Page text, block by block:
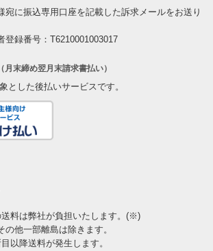
宛に振込専用口座を記載した訴求メールをお送り
登録番号：T6210001003017
（月末締め翌月末請求書払い）
とした後払いサービスです。
料は弊社が負担いたします。(※)
他一部離島は除きます。
以降送料が発生します。